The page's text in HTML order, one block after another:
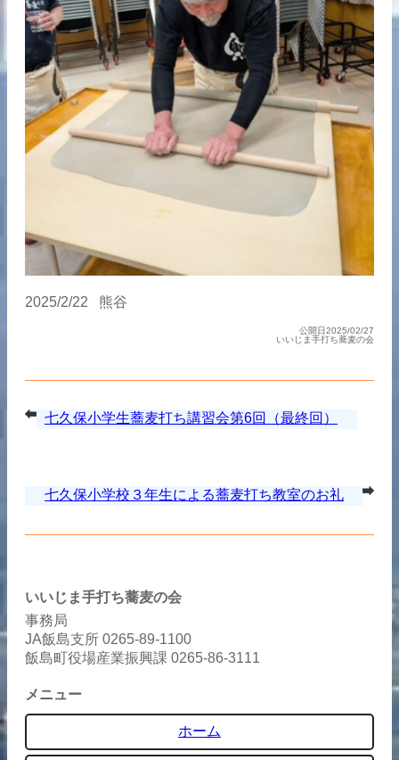
2025/2/22 熊谷
公開日2025/02/27
いいじま手打ち蕎麦の会
七久保小学生蕎麦打ち講習会第6回（最終回）
七久保小学校３年生による蕎麦打ち教室のお礼
いいじま手打ち蕎麦の会
事務局
JA飯島支所 0265-89-1100
飯島町役場産業振興課 0265-86-3111
メニュー
ホーム